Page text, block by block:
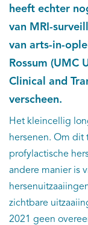
heeft echter
van MRI-
van arts-in-
Rossum (UMC
Clinical and
verscheen.
Het kleincellig
hersenen. Om dit
profylactische
andere manier is
zichtbare
2021 geen